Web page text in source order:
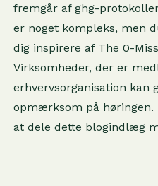
fremgår af ghg-
er noget kompleks, men
dig inspirere af The 0-
Virksomheder, der er
erhvervsorganisation kan
opmærksom på høringen.
at dele dette blogindlæg